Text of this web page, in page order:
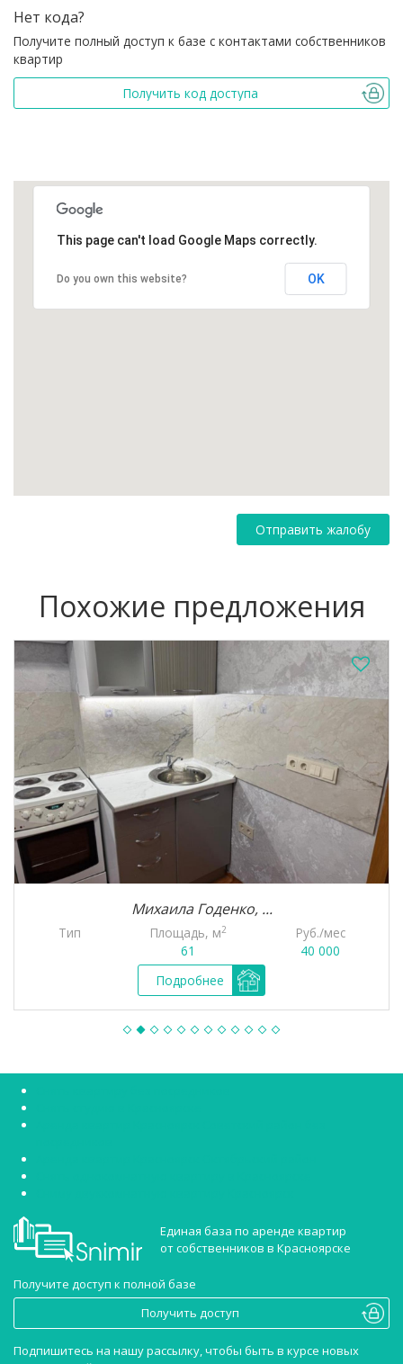
Нет кода?
Получите полный доступ к базе с контактами собственников
квартир
Получить код доступа
This page can't load Google Maps correctly.
Do you own this website? OK
Отправить жалобу
Похожие предложения
Михаила Годенко, ...
Тип Площадь, м2
61
Руб./мес
40 000
Подробнее
Единая база по аренде квартир
от собственников в Красноярске
Получите доступ к полной базе
Получить доступ
Подпишитесь на нашу рассылку, чтобы быть в курсе новых